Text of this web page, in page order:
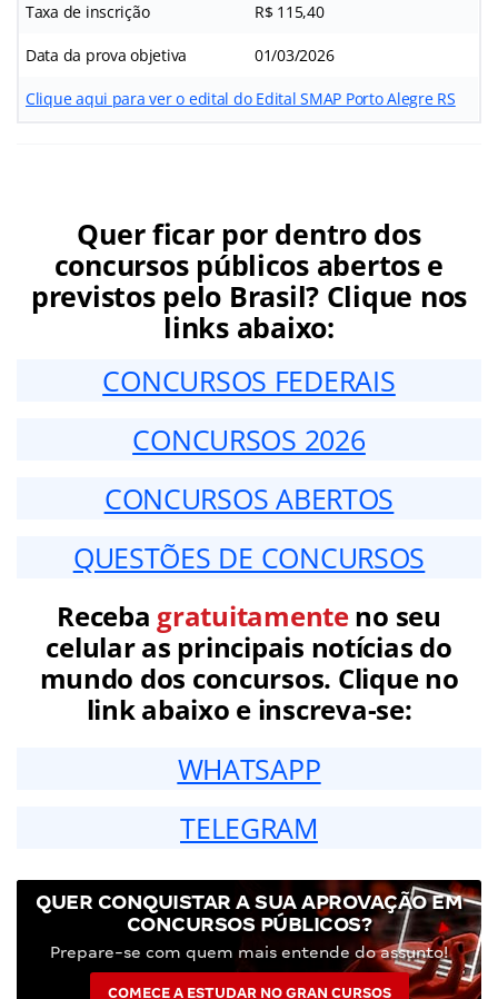
Taxa de inscrição R$ 115,40
Data da prova objetiva 01/03/2026
Clique aqui para ver o edital do Edital SMAP Porto Alegre RS
Quer ficar por dentro dos
concursos públicos abertos e
previstos pelo Brasil? Clique nos
links abaixo:
CONCURSOS FEDERAIS
CONCURSOS 2026
CONCURSOS ABERTOS
QUESTÕES DE CONCURSOS
Receba gratuitamenteno seu
celular as principais notícias do
mundo dos concursos. Clique no
link abaixo e inscreva-se:
WHATSAPP
TELEGRAM
QUER CONQUISTAR A SUA APROVAÇÃO EM
CONCURSOS PÚBLICOS?
Prepare-se com quem mais entende do assunto!
COMECE A ESTUDAR NO GRAN CURSOS